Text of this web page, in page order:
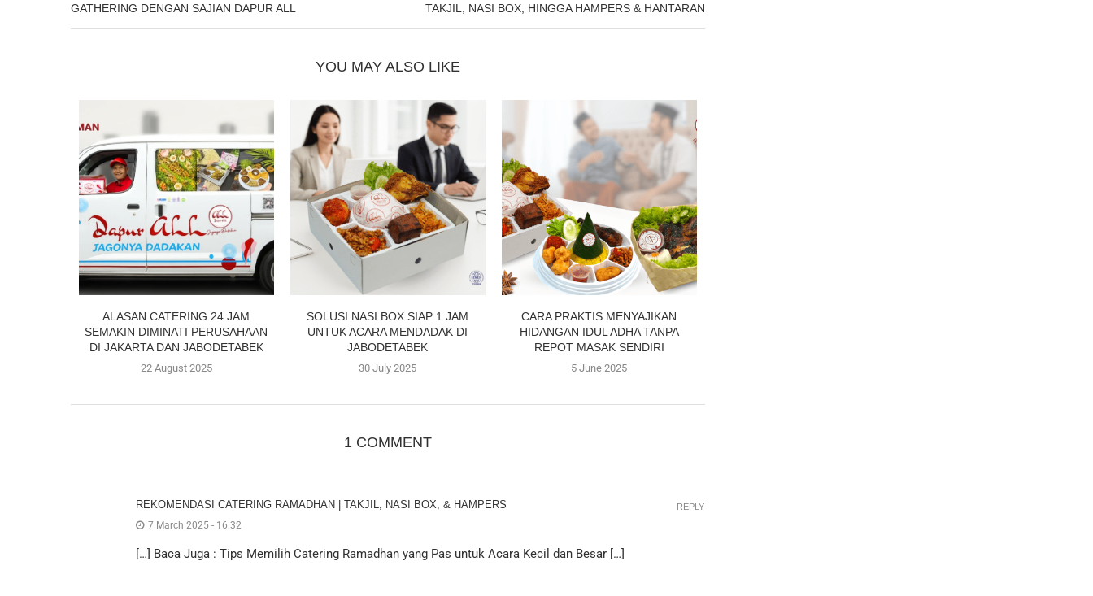
GATHERING DENGAN SAJIAN DAPUR ALL
TAKJIL, NASI BOX, HINGGA HAMPERS & HANTARAN
YOU MAY ALSO LIKE
ALASAN CATERING 24 JAM
SEMAKIN DIMINATI PERUSAHAAN
DI JAKARTA DAN JABODETABEK
22 August 2025
SOLUSI NASI BOX SIAP 1 JAM
UNTUK ACARA MENDADAK DI
JABODETABEK
30 July 2025
CARA PRAKTIS MENYAJIKAN
HIDANGAN IDUL ADHA TANPA
REPOT MASAK SENDIRI
5 June 2025
1 COMMENT
REKOMENDASI CATERING RAMADHAN | TAKJIL, NASI BOX, & HAMPERS
7 March 2025 - 16:32
[…] Baca Juga : Tips Memilih Catering Ramadhan yang Pas untuk Acara Kecil dan Besar […]
REPLY